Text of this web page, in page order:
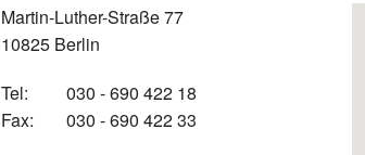
Martin-Luther-Straße 77
10825 Berlin
Tel:
030 - 690 422 18
Fax:
030 - 690 422 33